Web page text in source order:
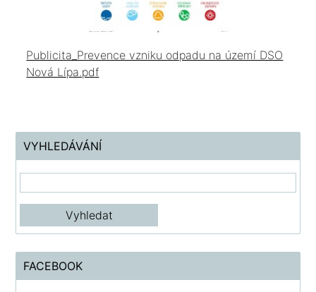
Publicita_Prevence vzniku odpadu na území DSO
Nová Lípa.pdf
VYHLEDÁVÁNÍ
FACEBOOK